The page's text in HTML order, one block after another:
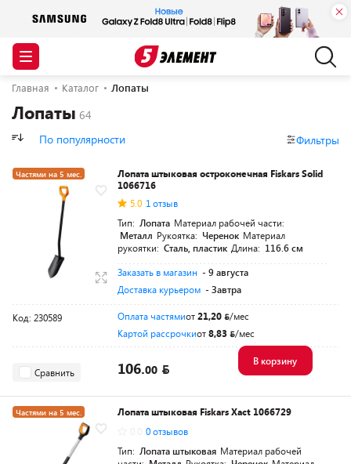
Главная Каталог Лопаты
Лопаты
По популярности Фильтры
Частями на 5 мес.
Разумная цена
Лопата штыковая остроконечная Fiskars Solid
1066716
5.0 1 отзыв
Тип: Лопата Материал рабочей части:
Металл Рукоятка: Черенок Материал
рукоятки: Сталь, пластик Длина: 116.6 см
Заказать в магазин - 9 августа
Доставка курьером - Завтра
Код: 230589 Оплата частямиот21,20
/мес
Картой рассрочкиот8,83 /мес
Сравнить 106.00
В корзину
Частями на 5 мес.
Лопата штыковая Fiskars Xact 1066729
0 отзывов
Тип: Лопата штыковая Материал рабочей